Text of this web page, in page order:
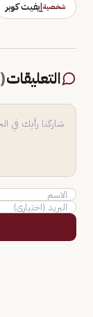
شخصيةإيفيت كوبر
التعليقات(